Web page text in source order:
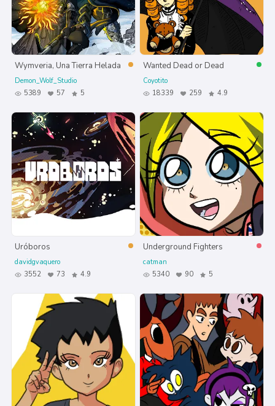
Wymveria, Una Tierra Helada
Demon_Wolf_Studio
5389
57 5
Wanted Dead or Dead
Coyotito
18339
259 4.9
Uróboros
davidgvaquero
3552
73 4.9
Underground Fighters
catman
5340
90 5